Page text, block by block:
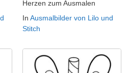
Herzen zum Ausmalen
In Ausmalbilder von Lilo und
Stitch